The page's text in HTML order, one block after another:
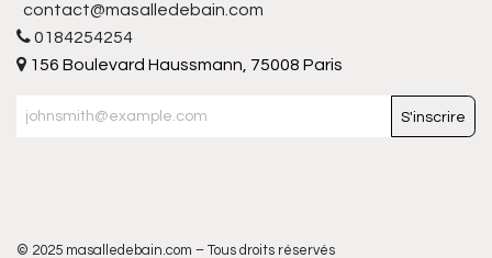
contact@masalledebain.com
0184254254
156 Boulevard Haussmann, 75008 Paris
S'inscrire
© 2025 masalledebain.com – Tous droits réservés